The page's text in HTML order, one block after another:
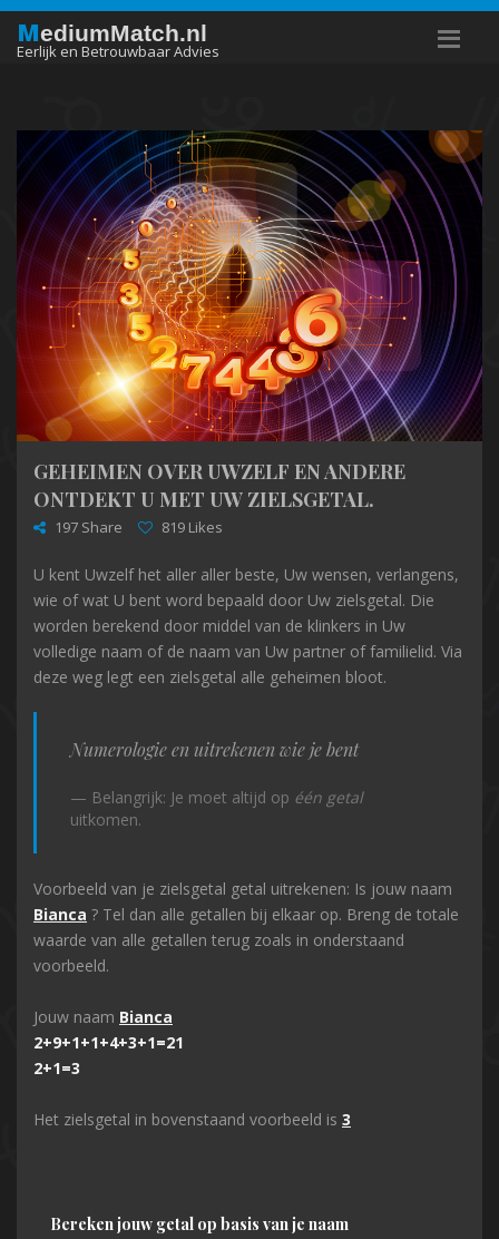
MediumMatch.nl
Eerlijk en Betrouwbaar Advies
GEHEIMEN OVER UWZELF EN ANDERE
ONTDEKT U MET UW ZIELSGETAL.
197 Share 819 Likes
U kent Uwzelf het aller aller beste, Uw wensen, verlangens,
wie of wat U bent word bepaald door Uw zielsgetal. Die
worden berekend door middel van de klinkers in Uw
volledige naam of de naam van Uw partner of familielid. Via
deze weg legt een zielsgetal alle geheimen bloot.
Numerologie en uitrekenen wie je bent
Belangrijk: Je moet altijd op één getal
uitkomen.
Voorbeeld van je zielsgetal getal uitrekenen: Is jouw naam
Bianca ? Tel dan alle getallen bij elkaar op. Breng de totale
waarde van alle getallen terug zoals in onderstaand
voorbeeld.
Jouw naam Bianca
2+9+1+1+4+3+1=21
2+1=3
Het zielsgetal in bovenstaand voorbeeld is 3
Bereken jouw getal op basis van je naam